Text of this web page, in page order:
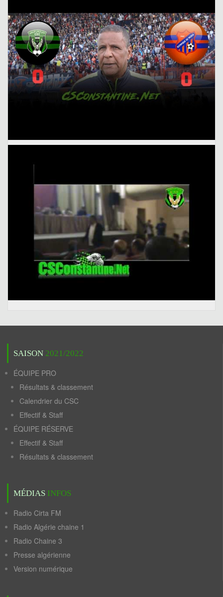
SAISON 2021/2022
ÉQUIPE PRO
Résultats & classement
Calendrier du CSC
Effectif & Staff
ÉQUIPE RÉSERVE
Effectif & Staff
Résultats & classement
MÉDIAS INFOS
Radio Cirta FM
Radio Algérie chaine 1
Radio Chaine 3
Presse algérienne
Version numérique